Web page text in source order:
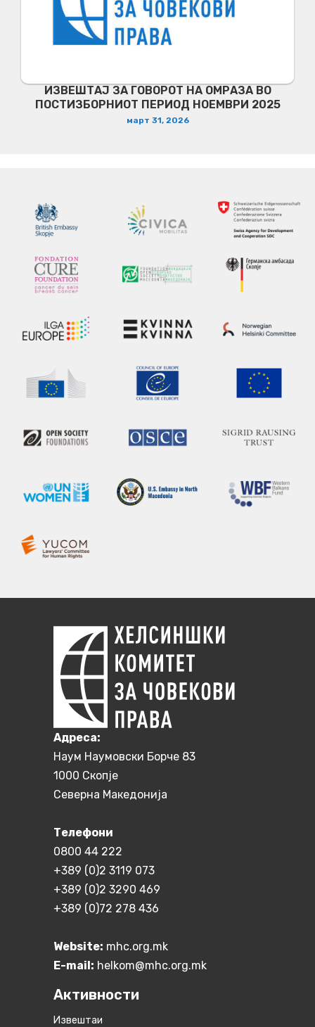
ИЗВЕШТАЈ ЗА ГОВОРОТ НА ОМРАЗА ВО
ПОСТИЗБОРНИОТ ПЕРИОД НОЕМВРИ 2025
март 31, 2026
Aдреса:
Наум Наумовски Борче 83
1000 Скопје
Северна Македонија
Телефони
0800 44 222
+389 (0)2 3119 073
+389 (0)2 3290 469
+389 (0)72 278 436
Website: mhc.org.mk
E-mail: helkom@mhc.org.mk
Активности
Извештаи